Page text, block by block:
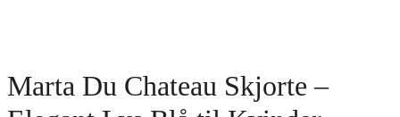
Marta Du Chateau Skjorte –